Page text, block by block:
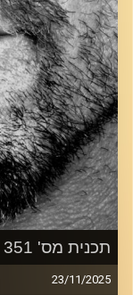
תכנית מס' 351
23/11/2025